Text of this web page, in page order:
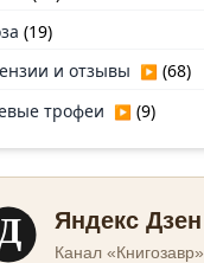
(19)
и отзывы ▶ (68)
трофеи ▶ (9)
Яндекс Дзен
Канал «Книгозавр»